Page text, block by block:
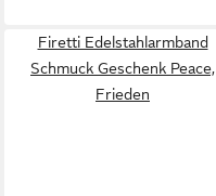
Firetti Edelstahlarmband
Schmuck Geschenk Peace,
Frieden